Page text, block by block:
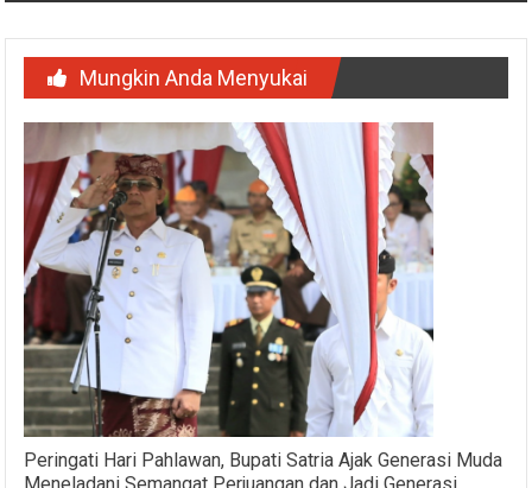
Mungkin Anda Menyukai
Peringati Hari Pahlawan, Bupati Satria Ajak Generasi Muda